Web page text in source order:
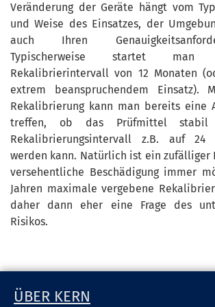
Veränderung der Geräte hängt vom
und Weise des Einsatzes, der
auch Ihren
Typischerweise startet
Rekalibrierintervall von 12 Monaten
extrem beanspruchendem Einsatz).
Rekalibrierung kann man bereits eine
treffen, ob das Prüfmittel
Rekalibrierungsintervall z.B. auf 24
werden kann. Natürlich ist ein zufälliger
versehentliche Beschädigung immer
Jahren maximale vergebene
daher dann eher eine Frage des
Risikos.
ÜBER KERN